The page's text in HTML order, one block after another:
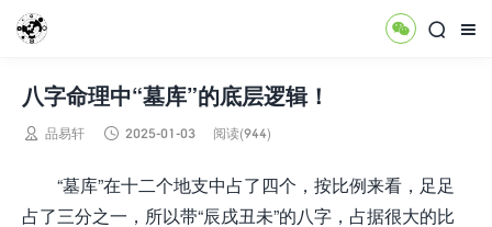



八字命理中“墓库”的底层逻辑！
 品易轩  2025-01-03 阅读(944)
​ “墓库”在十二个地支中占了四个，按比例来看，足足
占了三分之一，所以带“辰戌丑未”的八字，占据很大的比